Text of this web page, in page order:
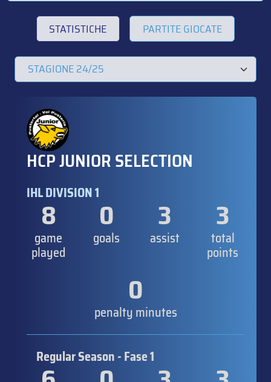
STATISTICHE PARTITE GIOCATE
HCP JUNIOR SELECTION
IHL DIVISION 1
8
game
played
0
goals
3
assist
3
total
points
0
penalty minutes
Regular Season - Fase 1